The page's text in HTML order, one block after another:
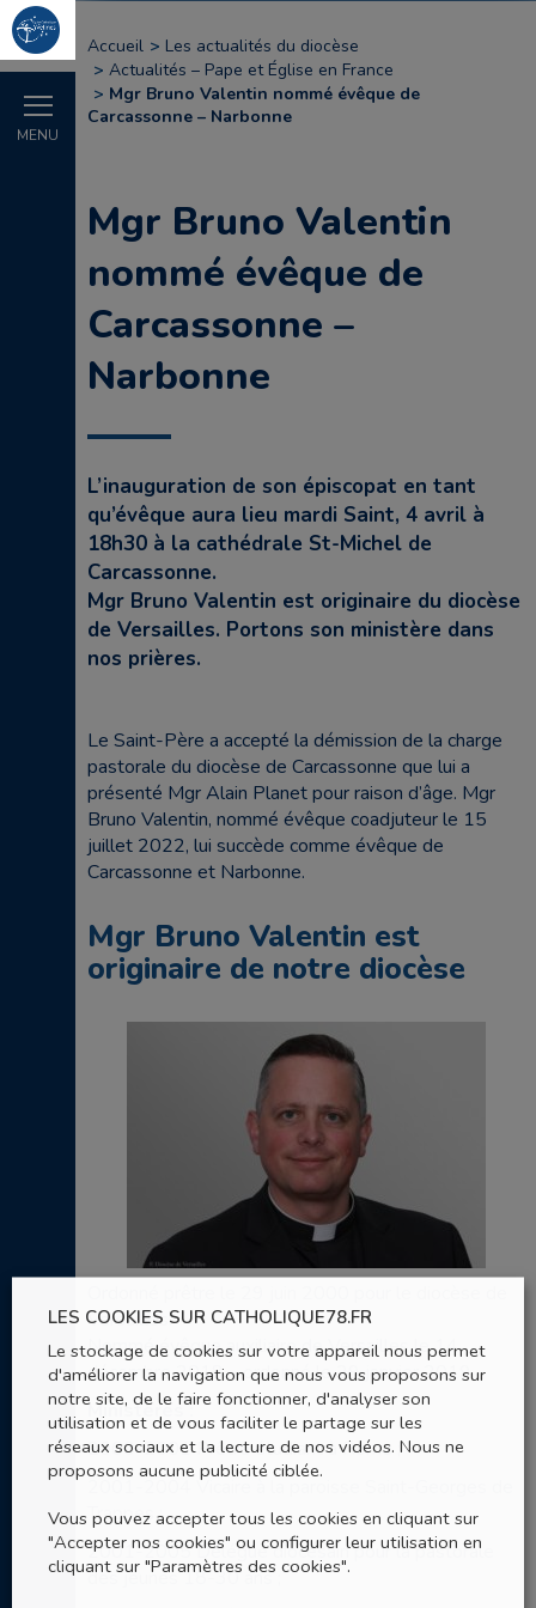
MENU
Accueil
Les actualités du diocèse
Actualités – Pape et Église en France
Mgr Bruno Valentin nommé évêque de
Carcassonne – Narbonne
Mgr Bruno Valentin
nommé évêque de
Carcassonne –
Narbonne
L’inauguration de son épiscopat en tant
qu’évêque aura lieu mardi Saint, 4 avril à
18h30 à la cathédrale St-Michel de
Carcassonne.
Mgr Bruno Valentin est originaire du diocèse
de Versailles. Portons son ministère dans
nos prières.
Le Saint-Père a accepté la démission de la charge
pastorale du diocèse de Carcassonne que lui a
présenté Mgr Alain Planet pour raison d’âge. Mgr
Bruno Valentin, nommé évêque coadjuteur le 15
juillet 2022, lui succède comme évêque de
Carcassonne et Narbonne.
Mgr Bruno Valentin est
originaire de notre diocèse
Versailles.
Nommé évêque auxiliaire de Versailles le 14
décembre 2018 – ordonné le 29 janvier 2019.
Ministères :
2000-2001 Prêtre étudiant à Rome ;
2001-2004 Vicaire à la paroisse Saint-Georges de
Trappes ;
2001-2005 Délégué diocésain pour la pastorale
des jeunes 18-30 ans ;
LES COOKIES SUR CATHOLIQUE78.FR
Le stockage de cookies sur votre appareil nous permet
d'améliorer la navigation que nous vous proposons sur
notre site, de le faire fonctionner, d'analyser son
utilisation et de vous faciliter le partage sur les
réseaux sociaux et la lecture de nos vidéos. Nous ne
proposons aucune publicité ciblée.
Vous pouvez accepter tous les cookies en cliquant sur
"Accepter nos cookies" ou configurer leur utilisation en
cliquant sur "Paramètres des cookies".